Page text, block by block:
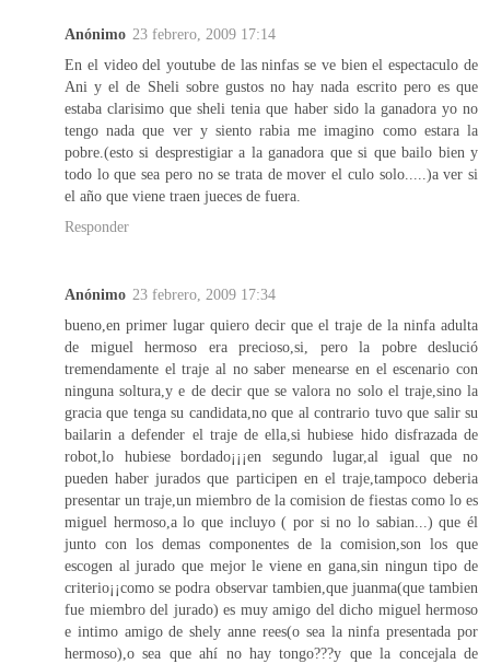
Anónimo 23 febrero, 2009 17:14
En el video del youtube de las ninfas se ve bien el espectaculo de
Ani y el de Sheli sobre gustos no hay nada escrito pero es que
estaba clarisimo que sheli tenia que haber sido la ganadora yo no
tengo nada que ver y siento rabia me imagino como estara la
pobre.(esto si desprestigiar a la ganadora que si que bailo bien y
todo lo que sea pero no se trata de mover el culo solo.....)a ver si
el año que viene traen jueces de fuera.
Responder
Anónimo 23 febrero, 2009 17:34
bueno,en primer lugar quiero decir que el traje de la ninfa adulta
de miguel hermoso era precioso,si, pero la pobre deslució
tremendamente el traje al no saber menearse en el escenario con
ninguna soltura,y e de decir que se valora no solo el traje,sino la
gracia que tenga su candidata,no que al contrario tuvo que salir su
bailarin a defender el traje de ella,si hubiese hido disfrazada de
robot,lo hubiese bordado¡¡¡en segundo lugar,al igual que no
pueden haber jurados que participen en el traje,tampoco deberia
presentar un traje,un miembro de la comision de fiestas como lo es
miguel hermoso,a lo que incluyo ( por si no lo sabian...) que él
junto con los demas componentes de la comision,son los que
escogen al jurado que mejor le viene en gana,sin ningun tipo de
criterio¡¡como se podra observar tambien,que juanma(que tambien
fue miembro del jurado) es muy amigo del dicho miguel hermoso
e intimo amigo de shely anne rees(o sea la ninfa presentada por
hermoso),o sea que ahí no hay tongo???y que la concejala de